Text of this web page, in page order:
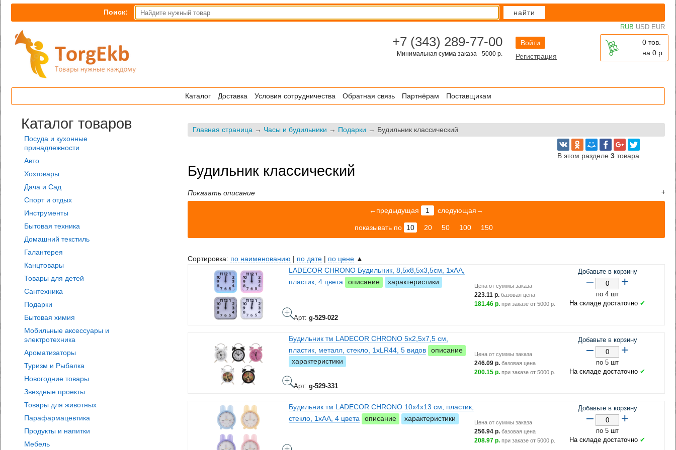
RUB USD EUR
Поиск: найти
0 тов.
на 0 р.
Войти
Регистрация
+7 (343) 289-77-00
Минимальная сумма заказа - 5000 р.
Каталог Доставка Условия сотрудничества Обратная связь Партнёрам Поставщикам
Главная страница → Часы и будильники → Подарки → Будильник классический
В этом разделе 3 товара
Будильник классический
Показать описание
←предыдущая 1 следующая→
показывать по 10 20 50 100 150
Сортировка: по наименованию | по дате | по цене ▲
LADECOR CHRONO Будильник, 8,5х8,5х3,5см, 1xAA,
пластик, 4 цвета
описание характеристики
Арт: g-529-022
Цена от суммы заказа
223.11 р. базовая цена
181.46 р. при заказе от5000 р.
Добавьте в корзину
– +
по 4 шт
На складе достаточно ✔
Будильник тм LADECOR CHRONO 5x2,5x7,5 см,
пластик, металл, стекло, 1xLR44, 5 видов
описание
характеристики
Арт: g-529-331
Цена от суммы заказа
246.09 р. базовая цена
200.15 р. при заказе от5000 р.
Добавьте в корзину
– +
по 5 шт
На складе достаточно ✔
Будильник тм LADECOR CHRONO 10x4x13 см, пластик,
стекло, 1xAA, 4 цвета
описание характеристики Цена от суммы заказа
256.94 р. базовая цена
208.97 р. при заказе от5000 р.
Добавьте в корзину
– +
по 5 шт
На складе достаточно ✔
Каталог товаров
Посуда и кухонные
принадлежности
Авто
Хозтовары
Дача и Сад
Спорт и отдых
Инструменты
Бытовая техника
Домашний текстиль
Галантерея
Канцтовары
Товары для детей
Сантехника
Подарки
Бытовая химия
Мобильные аксессуары и
электротехника
Ароматизаторы
Туризм и Рыбалка
Новогодние товары
Звездные проекты
Товары для животных
Парафармацевтика
Продукты и напитки
Мебель